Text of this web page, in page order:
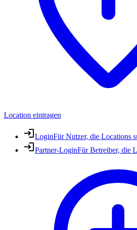
Location eintragen
LoginFür Nutzer, die Locations
Partner-LoginFür Betreiber, die